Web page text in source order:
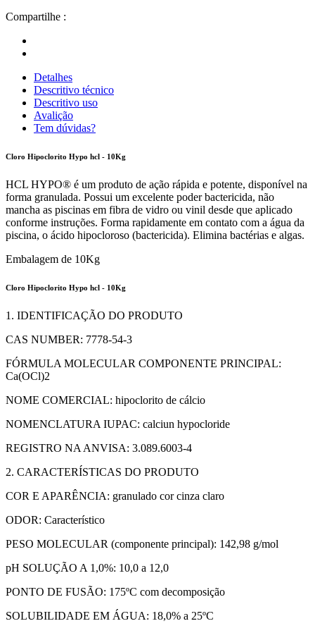
Compartilhe :
Detalhes
Descritivo técnico
Descritivo uso
Avalição
Tem dúvidas?
Cloro Hipoclorito Hypo hcl - 10Kg
HCL HYPO® é um produto de ação rápida e potente, disponível na
forma granulada. Possui um excelente poder bactericida, não
mancha as piscinas em fibra de vidro ou vinil desde que aplicado
conforme instruções. Forma rapidamente em contato com a água da
piscina, o ácido hipocloroso (bactericida). Elimina bactérias e algas.
Embalagem de 10Kg
Cloro Hipoclorito Hypo hcl - 10Kg
1. IDENTIFICAÇÃO DO PRODUTO
CAS NUMBER: 7778-54-3
FÓRMULA MOLECULAR COMPONENTE PRINCIPAL:
Ca(OCl)2
NOME COMERCIAL: hipoclorito de cálcio
NOMENCLATURA IUPAC: calciun hypocloride
REGISTRO NA ANVISA: 3.089.6003-4
2. CARACTERÍSTICAS DO PRODUTO
COR E APARÊNCIA: granulado cor cinza claro
ODOR: Característico
PESO MOLECULAR (componente principal): 142,98 g/mol
pH SOLUÇÃO A 1,0%: 10,0 a 12,0
PONTO DE FUSÃO: 175ºC com decomposição
SOLUBILIDADE EM ÁGUA: 18,0% a 25ºC